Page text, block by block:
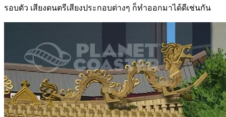
รอบตัว เสียงดนตรีเสียงประกอบต่างๆ ก็ทำออกมาได้ดีเช่นกัน